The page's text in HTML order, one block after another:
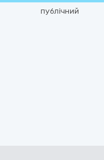
публічний